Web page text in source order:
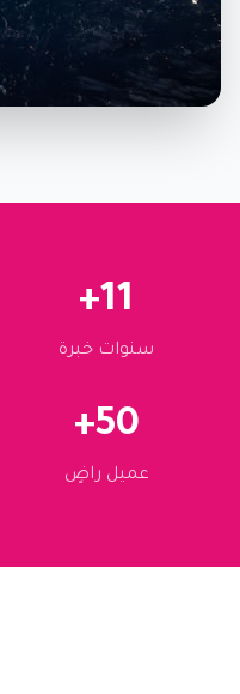
11+
سنوات خبرة
50+
عميل راضٍ